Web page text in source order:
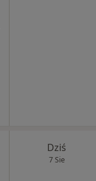
Dziś
7 Sie